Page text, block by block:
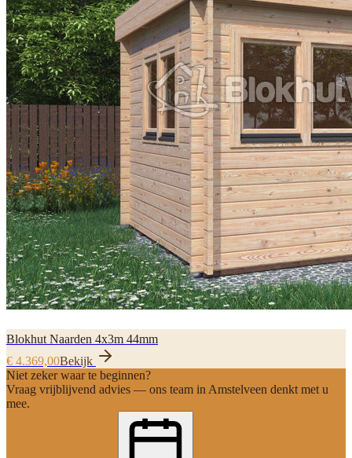
Blokhut Naarden 4x3m 44mm
€ 4.369,00Bekijk
Niet zeker waar te beginnen?
Vraag vrijblijvend advies — ons team in Amstelveen denkt met u
mee.